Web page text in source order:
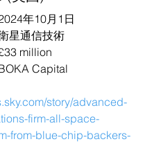
年10月1日
星通信技術
million
Capital
story/advanced-
firm-all-space-
from-blue-chip-backers-